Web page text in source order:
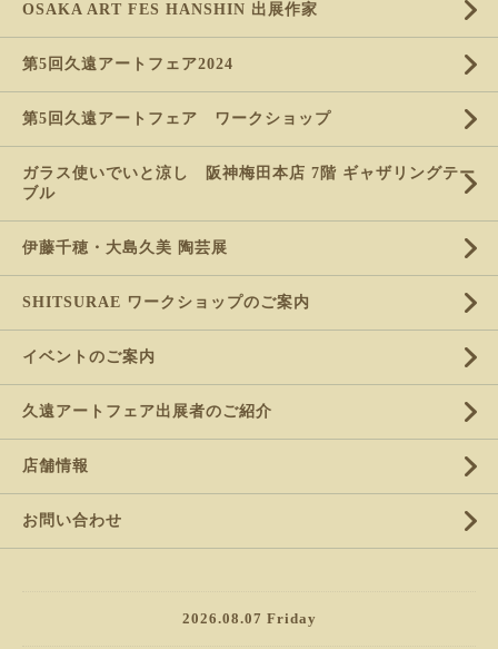
OSAKA ART FES HANSHIN 出展作家
第5回久遠アートフェア2024
第5回久遠アートフェア ワークショップ
ガラス使いでいと涼し 阪神梅田本店 7階 ギャザリングテー
ブル
伊藤千穂・大島久美 陶芸展
SHITSURAE ワークショップのご案内
イベントのご案内
久遠アートフェア出展者のご紹介
店舗情報
お問い合わせ
2026.08.07 Friday